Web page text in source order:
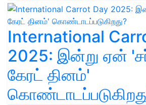
International
2025: இன்று ஏன்
கேரட் தினம்'